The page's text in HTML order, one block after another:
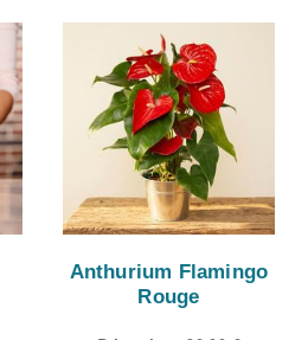
Anthurium Flamingo
Rouge